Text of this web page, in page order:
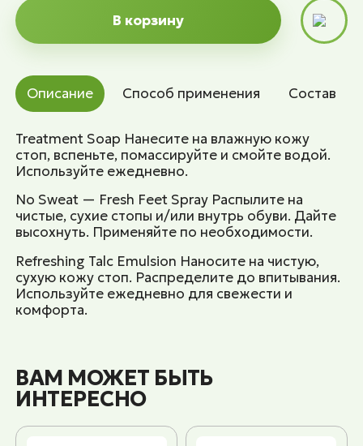
В корзину
Описание Способ применения Состав
Treatment Soap Нанесите на влажную кожу
стоп, вспеньте, помассируйте и смойте водой.
Используйте ежедневно.
No Sweat — Fresh Feet Spray Распылите на
чистые, сухие стопы и/или внутрь обуви. Дайте
высохнуть. Применяйте по необходимости.
Refreshing Talc Emulsion Наносите на чистую,
сухую кожу стоп. Распределите до впитывания.
Используйте ежедневно для свежести и
комфорта.
ВАМ МОЖЕТ БЫТЬ
ИНТЕРЕСНО